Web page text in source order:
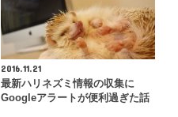
2016.11.21
最新ハリネズミ情報の収集に
Googleアラートが便利過ぎた話